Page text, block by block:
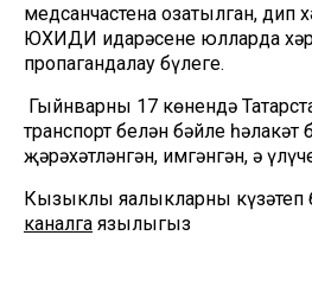
медсанчастена озатылган, дип
ЮХИДИ идарәсенең юлларда
пропагандалау бүлеге.
Гыйнварның 17 көнендә
транспорт белән бәйле һәлакәт
җәрәхәтләнгән, имгәнгән, ә
Кызыклы яңалыкларны күзәтеп
каналга язылыгыз